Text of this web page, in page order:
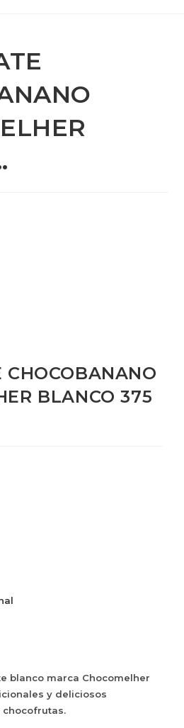
CHOCOBANANO
BLANCO 375
blanco marca Chocomelher
y deliciosos
chocofrutas.